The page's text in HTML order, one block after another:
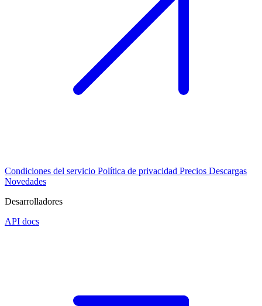
Condiciones del servicio Política de privacidad Precios Descargas
Novedades
Desarrolladores
API docs